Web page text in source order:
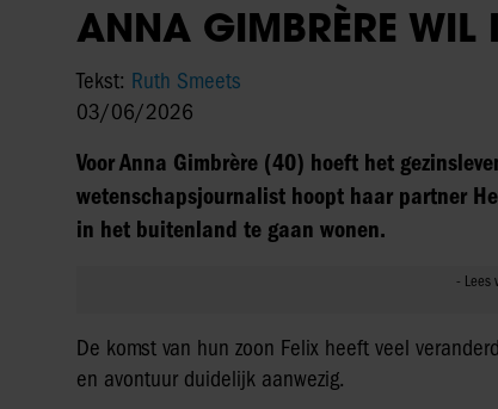
ANNA GIMBRÈRE WIL
Tekst: Ruth Smeets
03/06/2026
Voor Anna Gimbrère (40) hoeft het
wetenschapsjournalist hoopt haar partner
in het buitenland te gaan wonen.
De komst van hun zoon Felix heeft veel
en avontuur duidelijk aanwezig.